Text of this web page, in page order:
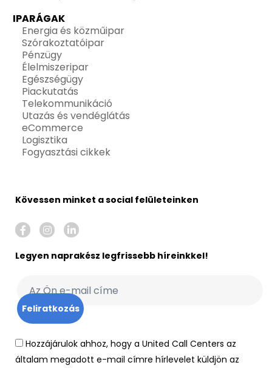
IPARÁGAK
Energia és közműipar
Szórakoztatóipar
Pénzügy
Élelmiszeripar
Egészségügy
Piackutatás
Telekommunikáció
Utazás és vendéglátás
eCommerce
Logisztika
Fogyasztási cikkek
Kövessen minket a social felületeinken
Legyen naprakész legfrissebb híreinkkel!
Hozzájárulok ahhoz, hogy a United Call Centers az
általam megadott e-mail címre hírlevelet küldjön az